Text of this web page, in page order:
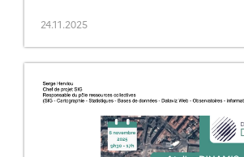
24.11.2025